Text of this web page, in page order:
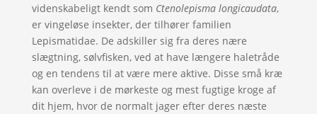
videnskabeligt kendt som Ctenolepisma longicaudata,
er vingeløse insekter, der tilhører familien
Lepismatidae. De adskiller sig fra deres nære
slægtning, sølvfisken, ved at have længere haletråde
og en tendens til at være mere aktive. Disse små kræ
kan overleve i de mørkeste og mest fugtige kroge af
dit hjem, hvor de normalt jager efter deres næste